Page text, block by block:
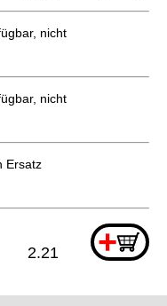
nicht bestellbar
nicht bestellbar
Ersatz
+
2.21